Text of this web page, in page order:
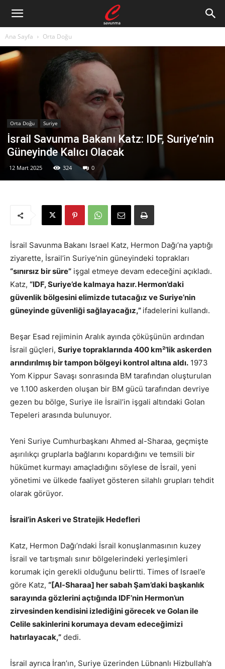
Ana Sayfa Orta Doğu
Orta Doğu Suriye
İsrail Savunma Bakanı Katz: IDF, Suriye’nin
Güneyinde Kalıcı Olacak
12 Mart 2025 324 0
İsrail Savunma Bakanı Israel Katz, Hermon Dağı’na yaptığı
ziyarette, İsrail’in Suriye’nin güneyindeki toprakları
“sınırsız bir süre” işgal etmeye devam edeceğini açıkladı.
Katz, “IDF, Suriye’de kalmaya hazır. Hermon’daki
güvenlik bölgesini elimizde tutacağız ve Suriye’nin
güneyinde güvenliği sağlayacağız,” ifadelerini kullandı.
Beşar Esad rejiminin Aralık ayında çöküşünün ardından
İsrail güçleri, Suriye topraklarında 400 km²’lik askerden
arındırılmış bir tampon bölgeyi kontrol altına aldı. 1973
Yom Kippur Savaşı sonrasında BM tarafından oluşturulan
ve 1.100 askerden oluşan bir BM gücü tarafından devriye
gezen bu bölge, Suriye ile İsrail’in işgali altındaki Golan
Tepeleri arasında bulunuyor.
Yeni Suriye Cumhurbaşkanı Ahmed al-Sharaa, geçmişte
aşırılıkçı gruplarla bağlarını kopardığını ve temsili bir
hükümet kurmayı amaçladığını söylese de İsrail, yeni
yönetimi ve ülkede faaliyet gösteren silahlı grupları tehdit
olarak görüyor.
İsrail’in Askeri ve Stratejik Hedefleri
Katz, Hermon Dağı’ndaki İsrail konuşlanmasının kuzey
İsrail ve tartışmalı sınır bölgelerindeki yerleşimleri
korumak için gerekli olduğunu belirtti. Times of Israel’e
göre Katz, “[Al-Sharaa] her sabah Şam’daki başkanlık
sarayında gözlerini açtığında IDF’nin Hermon’un
zirvesinden kendisini izlediğini görecek ve Golan ile
Celile sakinlerini korumaya devam edeceğimizi
hatırlayacak,” dedi.
İsrail ayrıca İran’ın, Suriye üzerinden Lübnanlı Hizbullah’a